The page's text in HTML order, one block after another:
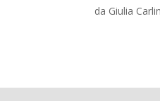
da Giulia Carlin